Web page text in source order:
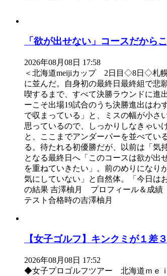
「欲が出せない」コースだか
2026年08月08日 17:58
＜北海道meijiカップ 2日目◇8日◇札幌
に並んだ。自身初の最終日最終組で悲
喫するまで、すべて決勝ラウンドに進
ーこそ出場19試合のうち決勝進出はわ
で収まっている」と、ミスの幅が小さ
思っているので、しっかりしなきゃい
と、ここまでアンダーパーを並べてい
る。待たれる初優勝だが、以前は「気
となる最終日へ「このコースは欲が出
を重ねていきたい」。前のめりになり
気にしていない」と自然体。「今日は
の結果 吉澤柚月 プロフィール＆成績
テスト合格時の吉澤柚月
【女子ゴルフ】キンクミが１
2026年08月08日 17:52
◆女子プロゴルフツアー 北海道ｍｅ